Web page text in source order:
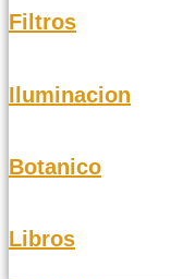
Filtros
Iluminacion
Botanico
Libros